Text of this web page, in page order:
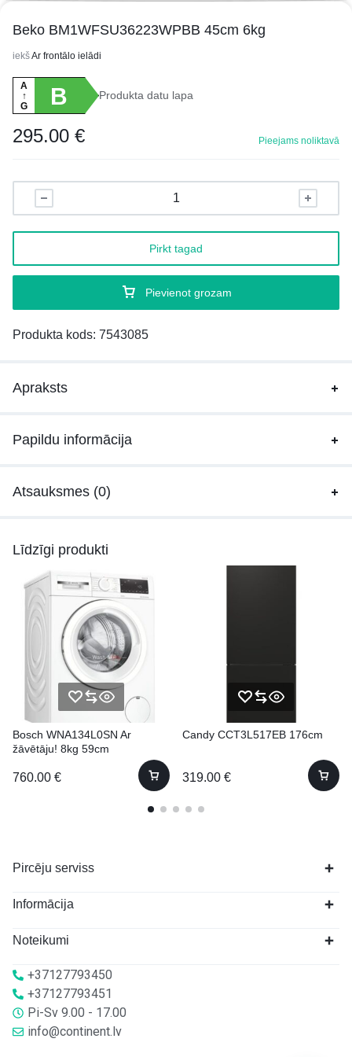
Beko BM1WFSU36223WPBB 45cm 6kg
iekšAr frontālo ielādi
A
↑
G
B Produkta datu lapa
295.00 € Pieejams noliktavā
Pievienot grozam
Pirkt tagad
Produkta kods: 7543085
Apraksts
Papildu informācija
Atsauksmes (0)
Līdzīgi produkti
Bosch WNA134L0SN Ar
žāvētāju! 8kg 59cm
760.00 €
Candy CCT3L517EB 176cm
319.00 €
Pircēju serviss
Informācija
Noteikumi
+37127793450
+37127793451
Pi-Sv 9.00 - 17.00
info@continent.lv